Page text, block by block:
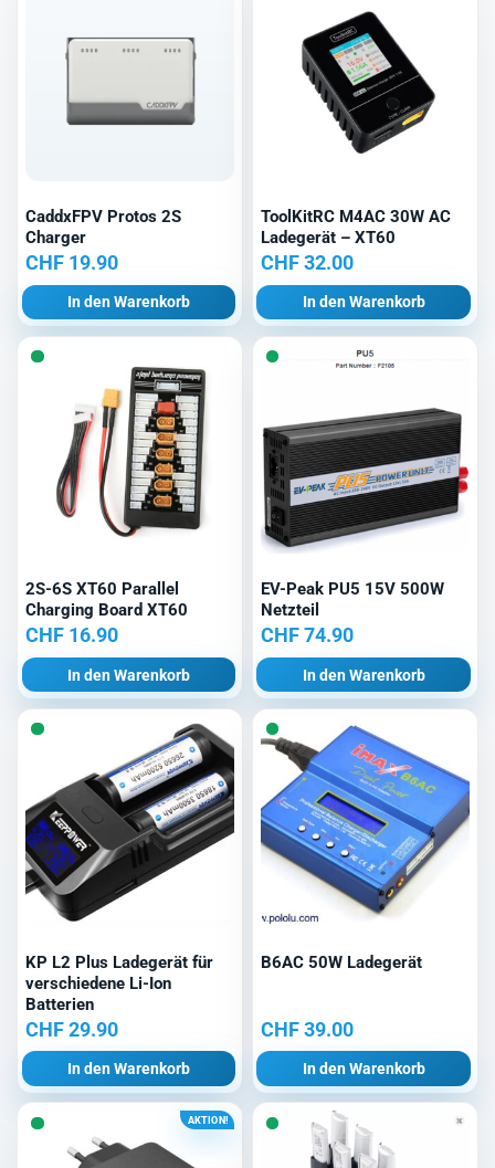
CaddxFPV Protos 2S
Charger
CHF 19.90
In den Warenkorb
ToolKitRC M4AC 30W AC
Ladegerät – XT60
CHF32.00
In den Warenkorb
2S-6S XT60 Parallel
Charging Board XT60
CHF 16.90
In den Warenkorb
EV-Peak PU5 15V 500W
Netzteil
CHF74.90
In den Warenkorb
KP L2 Plus Ladegerät für
verschiedene Li-Ion
Batterien
CHF29.90
In den Warenkorb
B6AC 50W Ladegerät
CHF39.00
In den Warenkorb
AKTION!